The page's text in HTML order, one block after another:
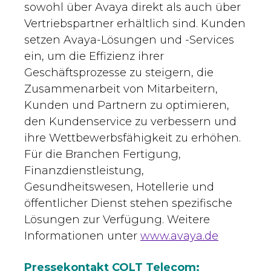
sowohl über Avaya direkt als auch über
Vertriebspartner erhältlich sind. Kunden
setzen Avaya-Lösungen und -Services
ein, um die Effizienz ihrer
Geschäftsprozesse zu steigern, die
Zusammenarbeit von Mitarbeitern,
Kunden und Partnern zu optimieren,
den Kundenservice zu verbessern und
ihre Wettbewerbsfähigkeit zu erhöhen.
Für die Branchen Fertigung,
Finanzdienstleistung,
Gesundheitswesen, Hotellerie und
öffentlicher Dienst stehen spezifische
Lösungen zur Verfügung. Weitere
Informationen unter www.avaya.de
Pressekontakt COLT Telecom: